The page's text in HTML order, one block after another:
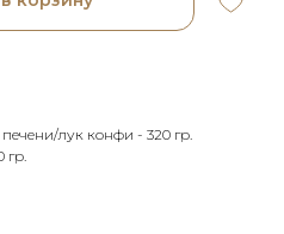
лук конфи - 320 гр.
гр.